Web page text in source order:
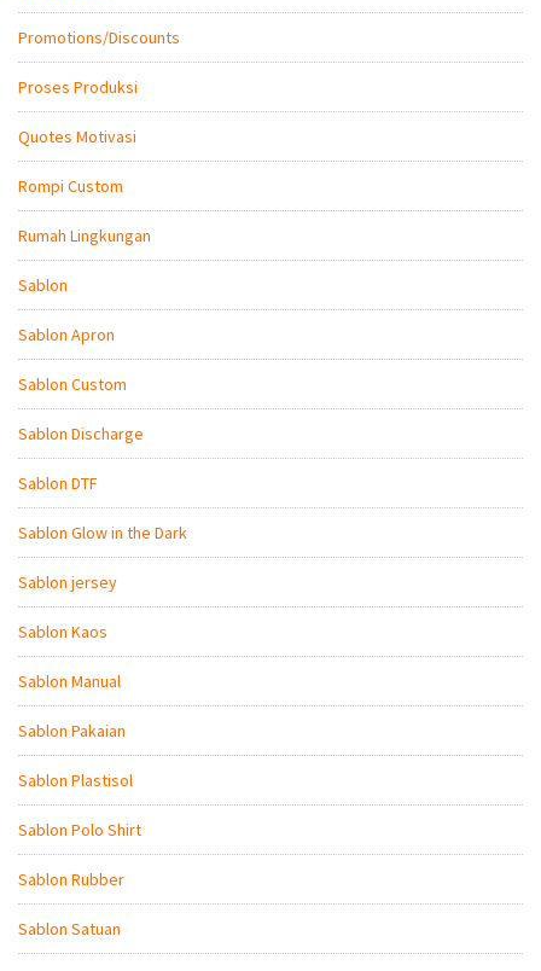
Promotions/Discounts
Proses Produksi
Quotes Motivasi
Rompi Custom
Rumah Lingkungan
Sablon
Sablon Apron
Sablon Custom
Sablon Discharge
Sablon DTF
Sablon Glow in the Dark
Sablon jersey
Sablon Kaos
Sablon Manual
Sablon Pakaian
Sablon Plastisol
Sablon Polo Shirt
Sablon Rubber
Sablon Satuan